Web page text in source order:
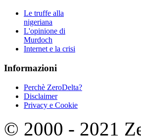
Le truffe alla
nigeriana
L'opinione di
Murdoch
Internet e la crisi
Informazioni
Perchè ZeroDelta?
Disclaimer
Privacy e Cookie
© 2000 - 2021